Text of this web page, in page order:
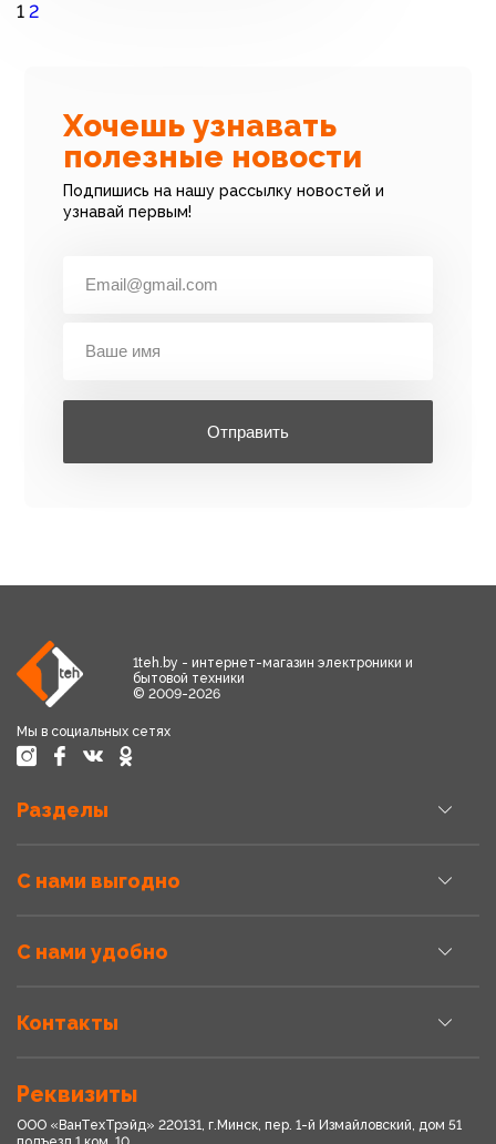
1 2
Хочешь узнавать
полезные новости
Подпишись на нашу рассылку новостей и
узнавай первым!
Отправить
1teh.by - интернет-магазин электроники и
бытовой техники
© 2009-2026
Мы в социальных сетях
Разделы
С нами выгодно
С нами удобно
Контакты
Реквизиты
ООО «ВанТехТрэйд» 220131, г.Минск, пер. 1-й Измайловский, дом 51